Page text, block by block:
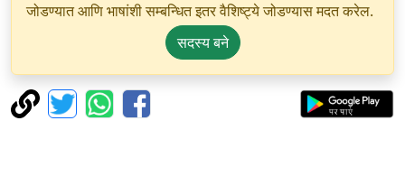
जोडण्यात आणि भाषांशी सम्बन्धित इतर वैशिष्ट्ये जोडण्यास मदत करेल.
सदस्य बने